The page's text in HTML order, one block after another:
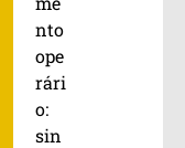
nto
ope
rári
o:
sin